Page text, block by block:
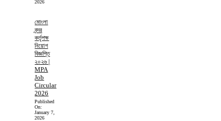
2026
মোংলা
বন্দর
কর্তৃপক্ষ
নিয়োগ
বিজ্ঞপ্তি
২০২৬ |
MPA
Job
Circular
2026
Published
On:
January 7,
2026